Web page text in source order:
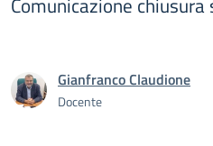
Gianfranco Claudione
Docente